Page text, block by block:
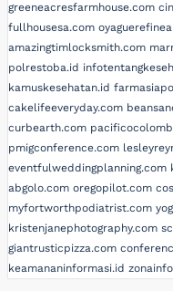
greeneacresfarmhouse.com
fullhousesa.com
amazingtimlocksmith.com
polrestoba.id
kamuskesehatan.id
cakelifeeveryday.com
curbearth.com
pmigconference.com
eventfulweddingplanning.com
abgolo.com oregopilot.com
myfortworthpodiatrist.com
kristenjanephotography.com
giantrusticpizza.com
keamananinformasi.id